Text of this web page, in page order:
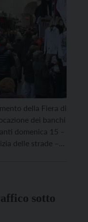
della Fiera di
dei banchi
domenica 15 –
delle strade –
sotto